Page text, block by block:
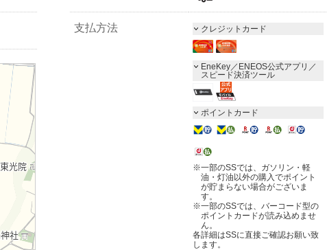
支払方法 クレジットカード
EneKey／ENEOS公式アプリ／
スピード決済ツール
ポイントカード
※一部のSSでは、ガソリン・軽
油・灯油以外の購入でポイント
が貯まらない場合がございま
す。
※一部のSSでは、バーコード型の
ポイントカードが読み込めませ
ん。
各詳細はSSに直接ご確認お願い致
します。